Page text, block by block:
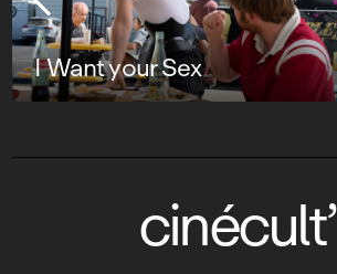
I Want your Sex
cinécult’